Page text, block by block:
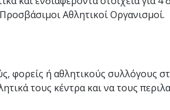
Αθλητικοί Οργανισμοί.
φορείς ή αθλητικούς συλλόγους
τους κέντρα και να τους